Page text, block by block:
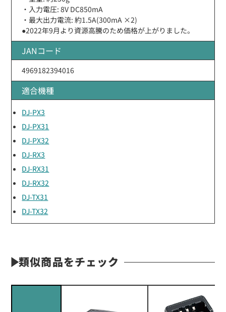
・入力電圧: 8V DC850mA
・最大出力電流: 約1.5A(300mA ×2)
●2022年9月より資源高騰のため価格が上がりました。
JANコード
4969182394016
適合機種
DJ-PX3
DJ-PX31
DJ-PX32
DJ-RX3
DJ-RX31
DJ-RX32
DJ-TX31
DJ-TX32
類似商品をチェック